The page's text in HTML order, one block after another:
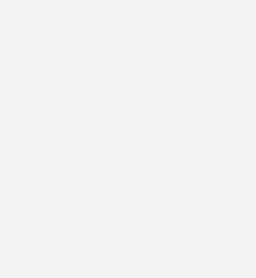
gesunken. In Folge dessen wurden
Schiebeanlagen von den Auftraggebern
Meeth bestellt. Die schwache
Umsatzeinbrüchen. Verstärkt
als bei dem Fensterspezialisten
mit den bestehenden IT-Systemen hinzu
führten zu erheblichen Störungen in
letztlich die wirtschaftliche Lage des
belasteten.
Daniel Mund
denn die oberflächlichen